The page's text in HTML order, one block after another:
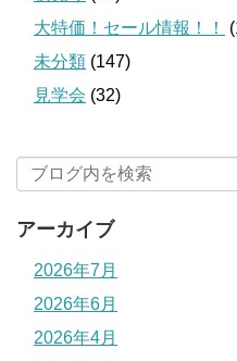
大特価！セール情報！！
未分類 (147)
見学会 (32)
アーカイブ
2026年7月
2026年6月
2026年4月